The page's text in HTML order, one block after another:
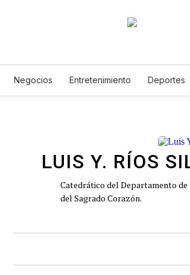
Negocios Entretenimiento Deportes
LUIS Y. RÍOS
Catedrático del Departamento de
del Sagrado Corazón.